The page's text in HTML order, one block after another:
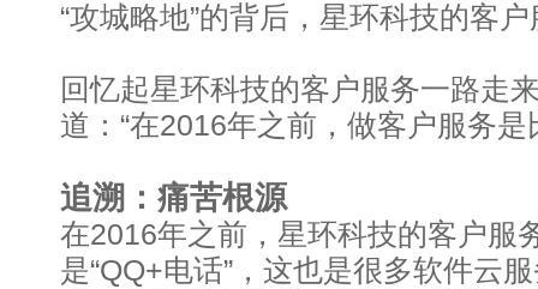
“攻城略地”的背后，星环科技的客
回忆起星环科技的客户服务一路走
道：“在2016年之前，做客户服务是
追溯：痛苦根源
在2016年之前，星环科技的客户服
是“QQ+电话”，这也是很多软件云